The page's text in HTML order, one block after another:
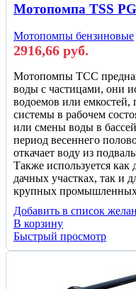
Мотопомпа TSS
Мотопомпы бензиновые
2916,66 руб.
Мотопомпы ТСС
воды с частицами, они
водоемов или емкостей,
системы в рабочем
или смены воды в
период весеннего
откачает воду из
Также используется как
дачных участках, так и
крупных
Добавить в список
В корзину
Быстрый просмотр